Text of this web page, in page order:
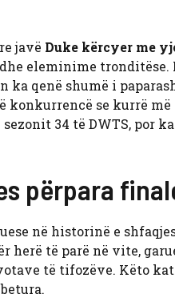
javë Duke kërcyer me
eleminime tronditëse.
qenë shumë i
se kurrë më
34 të DWTS, por
përpara
në historinë e
herë të parë në vite,
të tifozëve. Këto